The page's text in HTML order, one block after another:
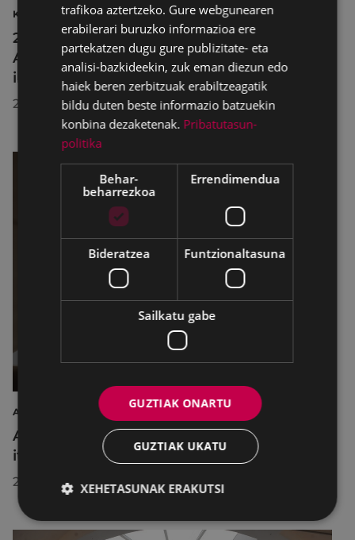
KULTURA
2026ko Delta Cultura Saria jaso du
Armagintzaren Museoak, izandako
ibilbideagatik
2026/07/23
AIRE LIBREKO ZINEMA
Aire libreko abuztuko zinema Untzagara
itzuliko da lau proiekziorekin
2026/07/22
trafikoa aztertzeko. Gure webgunearen
erabilerari buruzko informazioa ere
partekatzen dugu gure publizitate- eta
analisi-bazkideekin, zuk eman diezun edo
haiek beren zerbitzuak erabiltzeagatik
bildu duten beste informazio batzuekin
konbina dezaketenak. Pribatutasun-
politika
Behar-
beharrezkoa
Errendimendua
Bideratzea Funtzionaltasuna
Sailkatu gabe
GUZTIAK ONARTU
GUZTIAK UKATU
XEHETASUNAK ERAKUTSI